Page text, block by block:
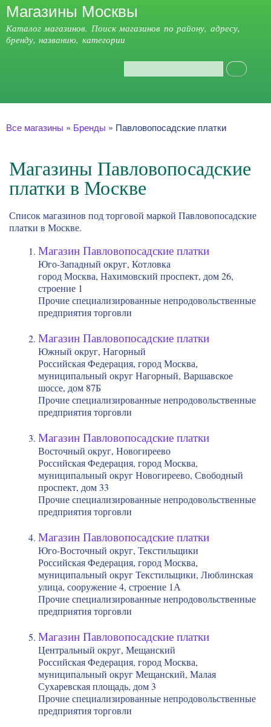
Перейти к
основному
содержанию
Магазины Москвы
Каталог магазинов. Поиск магазинов по району, адресу,
бренду, названию, категории
Главное меню
Все магазины » Бренды » Павловопосадские платки
Магазины Павловопосадские
платки в Москве
Список магазинов под торговой маркой Павловопосадские
платки в Москве.
Магазин Павловопосадские платки
Юго-Западный округ, Котловка
город Москва, Нахимовский проспект, дом 26,
строение 1
Прочие специализированные непродовольственные
предприятия торговли
Магазин Павловопосадские платки
Южный округ, Нагорный
Российская Федерация, город Москва,
муниципальный округ Нагорный, Варшавское
шоссе, дом 87Б
Прочие специализированные непродовольственные
предприятия торговли
Магазин Павловопосадские платки
Восточный округ, Новогиреево
Российская Федерация, город Москва,
муниципальный округ Новогиреево, Свободный
проспект, дом 33
Прочие специализированные непродовольственные
предприятия торговли
Магазин Павловопосадские платки
Юго-Восточный округ, Текстильщики
Российская Федерация, город Москва,
муниципальный округ Текстильщики, Люблинская
улица, сооружение 4, строение 1А
Прочие специализированные непродовольственные
предприятия торговли
Магазин Павловопосадские платки
Центральный округ, Мещанский
Российская Федерация, город Москва,
муниципальный округ Мещанский, Малая
Сухаревская площадь, дом 3
Прочие специализированные непродовольственные
предприятия торговли